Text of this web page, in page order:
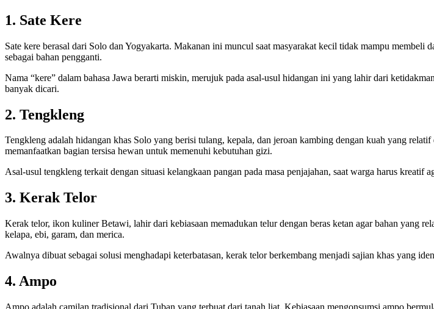
1. Sate Kere
Sate kere berasal dari Solo dan Yogyakarta. Makanan ini muncul saat masyarakat kecil tidak mampu
sebagai bahan pengganti.
Nama “kere” dalam bahasa Jawa berarti miskin, merujuk pada asal-usul hidangan ini yang lahir dari
banyak dicari.
2. Tengkleng
Tengkleng adalah hidangan khas Solo yang berisi tulang, kepala, dan jeroan kambing dengan kuah yang
memanfaatkan bagian tersisa hewan untuk memenuhi kebutuhan gizi.
Asal-usul tengkleng terkait dengan situasi kelangkaan pangan pada masa penjajahan, saat warga harus kreatif
3. Kerak Telor
Kerak telor, ikon kuliner Betawi, lahir dari kebiasaan memadukan telur dengan beras ketan agar bahan yang
kelapa, ebi, garam, dan merica.
Awalnya dibuat sebagai solusi menghadapi keterbatasan, kerak telor berkembang menjadi sajian khas yang
4. Ampo
Ampo adalah camilan tradisional dari Tuban yang terbuat dari tanah liat. Kebiasaan mengonsumsi ampo